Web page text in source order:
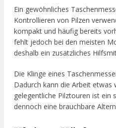
Ein gewöhnliches
Kontrollieren von Pilzen
kompakt und häufig bereits
fehlt jedoch bei den meisten
deshalb ein zusätzliches
Die Klinge eines
Dadurch kann die Arbeit etwas
gelegentliche Pilztouren ist ein
dennoch eine brauchbare